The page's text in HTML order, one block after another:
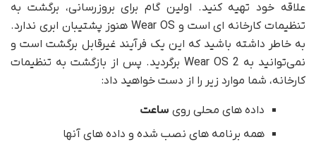
علاقه خود تهیه کنید. اولین گام برای بروزرسانی، برگشت به
تنظیمات کارخانه ای است و Wear OS هنوز پشتیبان ابری ندارد.
به خاطر داشته باشید که این یک فرآیند غیرقابل برگشت است و
نمی‌توانید به Wear OS 2 برگردید. پس از بازگشت به تنظیمات
کارخانه، شما موارد زیر را از دست خواهید داد:
داده های محلی رویساعت
همه برنامه های نصب شده و داده های آنها